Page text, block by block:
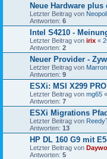
Neue Hardware
Letzter Beitrag von
Antworten: 6
Intel S4210 -
Letzter Beitrag von irix «
Antworten: 2
Neuer Provider -
Letzter Beitrag von
Antworten: 9
ESXi: MSI X299
Letzter Beitrag von mg65 «
Antworten: 7
ESXi Migrations
Letzter Beitrag von
Antworten: 13
HP DL 160 G9 mit
Letzter Beitrag von
Antworten: 5